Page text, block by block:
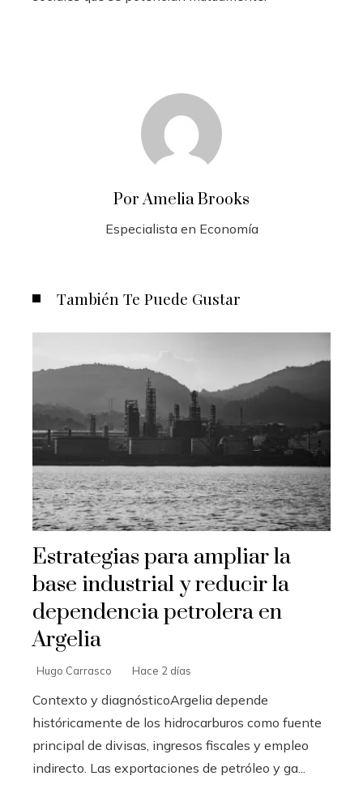
Por Amelia Brooks
Especialista en Economía
También Te Puede Gustar
Estrategias para ampliar la
base industrial y reducir la
dependencia petrolera en
Argelia
Hugo Carrasco Hace 2 días
Contexto y diagnósticoArgelia depende
históricamente de los hidrocarburos como fuente
principal de divisas, ingresos fiscales y empleo
indirecto. Las exportaciones de petróleo y ga...